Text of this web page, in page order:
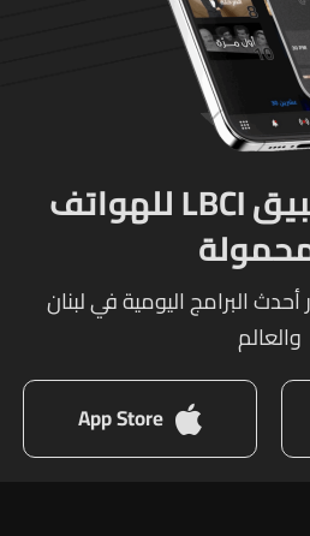
حمل الآن تطبيق LBCI للهواتف
أحدث البرامج اليومية في لبنان
والعالم
App Store